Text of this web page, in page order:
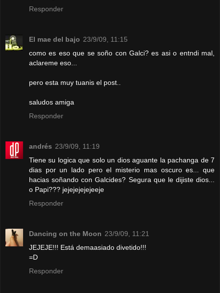
Responder
El mae del bajo 23/9/09, 11:15
como es eso que se soño con Galci? es asi o entndi mal,
aclareme eso...
pero esta muy tuanis el post..
saludos amiga
Responder
andrés 23/9/09, 11:19
Tiene su logica que solo un dios aguante la pachanga de 7
dias por un lado pero el misterio mas oscuro es... que
hacias soñando con Galcides? Segura que le dijiste dios...
o Papi??? jejejejejejeeje
Responder
Dancing on the Moon 23/9/09, 11:21
JEJEJE!!! Está demaasiado divetido!!!
=D
Responder